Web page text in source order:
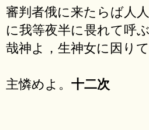
審判者俄に来たらば人
に我等夜半に畏れて呼
哉神よ，生神女に因り
主憐めよ。 十二次